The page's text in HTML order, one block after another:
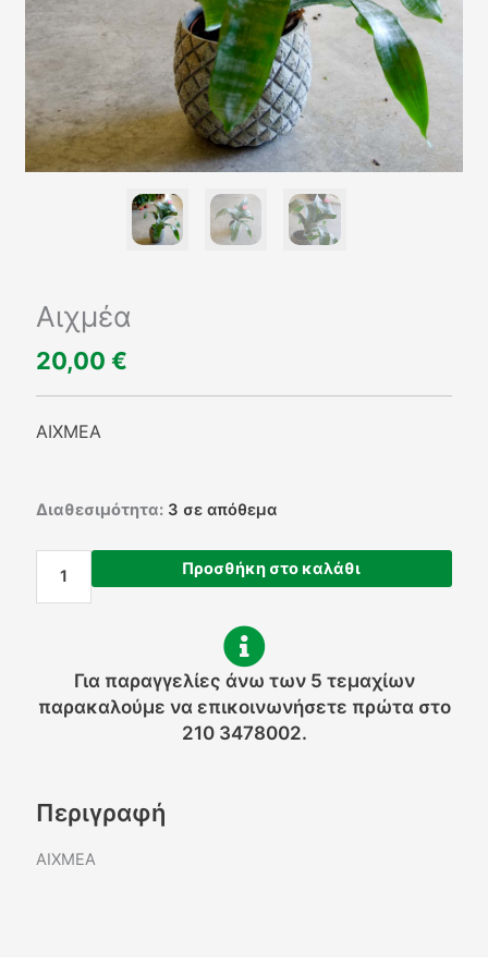
Αιχμέα
20,00€
ΑΙΧΜΕΑ
Διαθεσιμότητα: 3 σε απόθεμα
Αιχμέα
Προσθήκη στο καλάθι
Για παραγγελίες άνω των 5 τεμαχίων
παρακαλούμε να επικοινωνήσετε πρώτα στο
210 3478002.
Περιγραφή
ΑΙΧΜΕΑ